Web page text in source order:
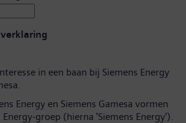
in een baan bij Siemens Energy
Energy en Siemens Gamesa vormen
Energy-groep (hierna 'Siemens Energy').